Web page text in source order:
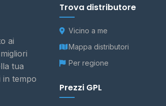
ai
tua
in tempo
Trova distributore
Vicino a me
Mappa distributori
Per regione
Prezzi GPL